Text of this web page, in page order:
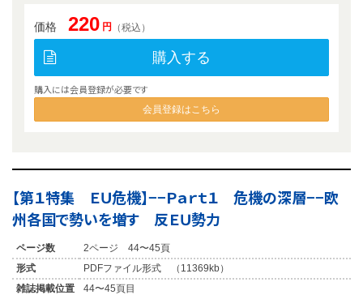
価格 220 円 （税込）
購入する
購入には会員登録が必要です
会員登録はこちら
【第１特集 ＥＵ危機】−−Ｐａｒｔ１ 危機の深層−−欧
州各国で勢いを増す 反ＥＵ勢力
ページ数
2ページ 44〜45頁
形式
PDFファイル形式 （11369kb）
雑誌掲載位置
44〜45頁目